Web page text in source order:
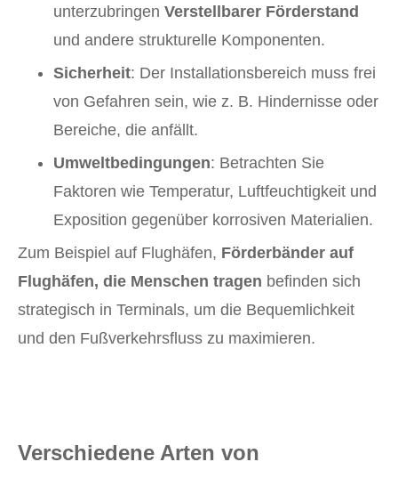
unterzubringen Verstellbarer Förderstand
und andere strukturelle Komponenten.
Sicherheit: Der Installationsbereich muss frei
von Gefahren sein, wie z. B. Hindernisse oder
Bereiche, die anfällt.
Umweltbedingungen: Betrachten Sie
Faktoren wie Temperatur, Luftfeuchtigkeit und
Exposition gegenüber korrosiven Materialien.
Zum Beispiel auf Flughäfen, Förderbänder auf
Flughäfen, die Menschen tragen befinden sich
strategisch in Terminals, um die Bequemlichkeit
und den Fußverkehrsfluss zu maximieren.
Verschiedene Arten von